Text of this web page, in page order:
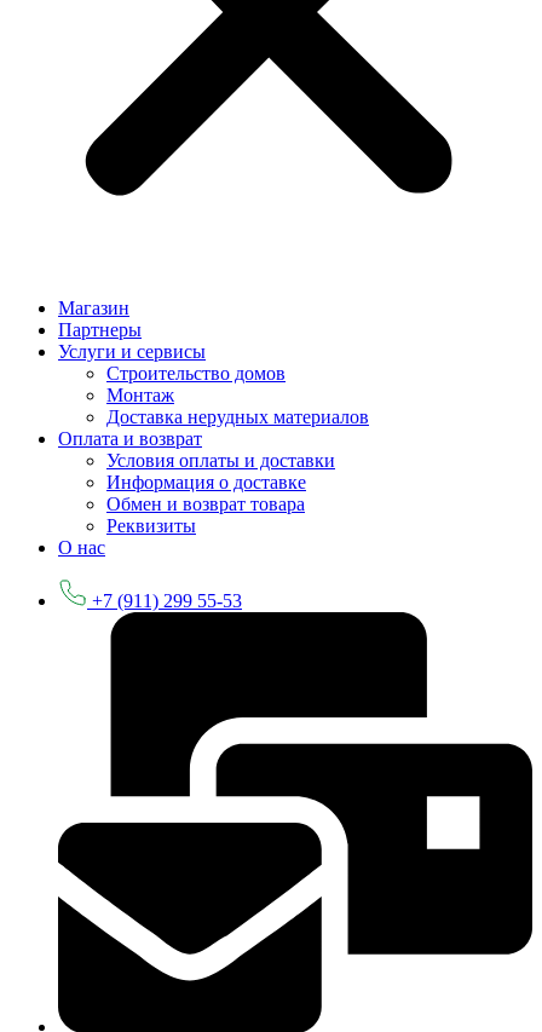
Магазин
Партнеры
Услуги и сервисы
Строительство домов
Монтаж
Доставка нерудных материалов
Оплата и возврат
Условия оплаты и доставки
Информация о доставке
Обмен и возврат товара
Реквизиты
О нас
+7 (911) 299 55-53